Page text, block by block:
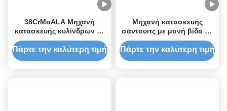
38CrMoALA Μηχανή
κατασκευής κυλίνδρων με
ιμάντες PP Μηχανή
κατασκευής φύλλων PP
Πάρτε την καλύτερη τιμή
Μηχανή κατασκευής
σάντουιτς με μονή βίδα 12
mm PP Strapping Roll
Πάρτε την καλύτερη τιμή